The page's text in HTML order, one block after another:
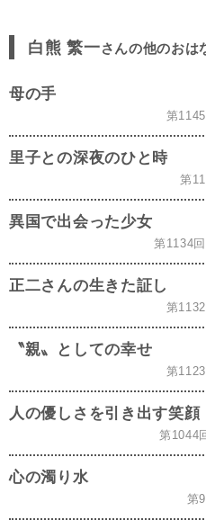
白熊 繁一さんの他のおは
母の手
第
里子との深夜のひと時
第
異国で出会った少女
第1134回
正二さんの生きた証し
第
〝親〟としての幸せ
第
人の優しさを引き出す笑顔
第1044
心の濁り水
第